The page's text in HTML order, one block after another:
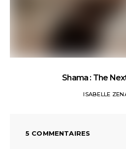
Shama : The
ISABELLE
5 COMMENTAIRES